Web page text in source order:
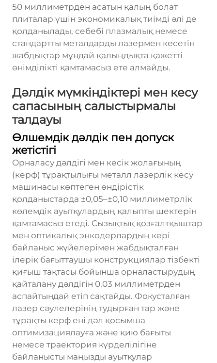
50 миллиметрден асатын қалың болат
плиталар үшін экономикалық тиімді әлі де
қолданылады, себебі плазмалық немесе
стандартты металдарды лазермен кесетін
жабдықтар мұндай қалыңдықта қажетті
өнімділікті қамтамасыз ете алмайды.
Дәлдік мүмкіндіктері мен кесу
сапасының салыстырмалы
талдауы
Өлшемдік дәлдік пен допуск
жетістігі
Орналасу дәлдігі мен кесік жолағының
(керф) тұрақтылығы металл лазерлік кесу
машинасы көптеген өндірістік
қолданыстарда ±0,05–±0,10 миллиметрлік
көлемдік ауытқулардың қалыпты шектерін
қамтамасыз етеді. Сызықтық қозғалтқыштар
мен оптикалық энкодерлардың кері
байланыс жүйелерімен жабдықталған
ілерік бағыттаушы конструкциялар тізбекті
қиғыш тақтасы бойынша орналастырудың
қайталану дәлдігін 0,03 миллиметрден
аспайтындай етіп сақтайды. Фокусталған
лазер сәулелерінің тудырған тар және
тұрақты керф ені дәл қосымша
оптимизациялауға және қию бағыты
немесе траектория күрделілігіне
байланысты маңызды ауытқулар